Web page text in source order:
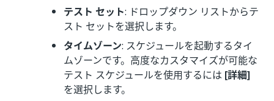
テスト セット: ドロップダウン リストからテ
スト セットを選択します。
タイムゾーン: スケジュールを起動するタイ
ムゾーンです。高度なカスタマイズが可能な
テスト スケジュールを使用するには [詳細]
を選択します。